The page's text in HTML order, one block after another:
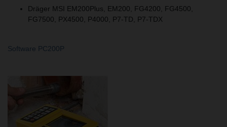
Dräger MSI EM200Plus, EM200, FG4200, FG4500,
FG7500, PX4500, P4000, P7-TD, P7-TDX
Software PC200P